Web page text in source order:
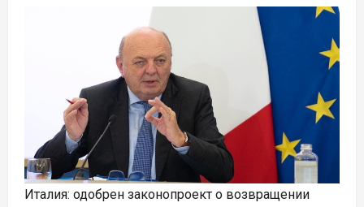
Италия: одобрен законопроект о возвращении